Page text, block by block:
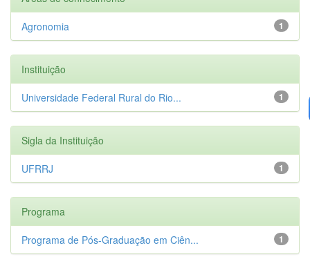
1
Agronomia
Instituição
1
Universidade Federal Rural do Rio...
Sigla da Instituição
1
UFRRJ
Programa
1
Programa de Pós-Graduação em Ciên...